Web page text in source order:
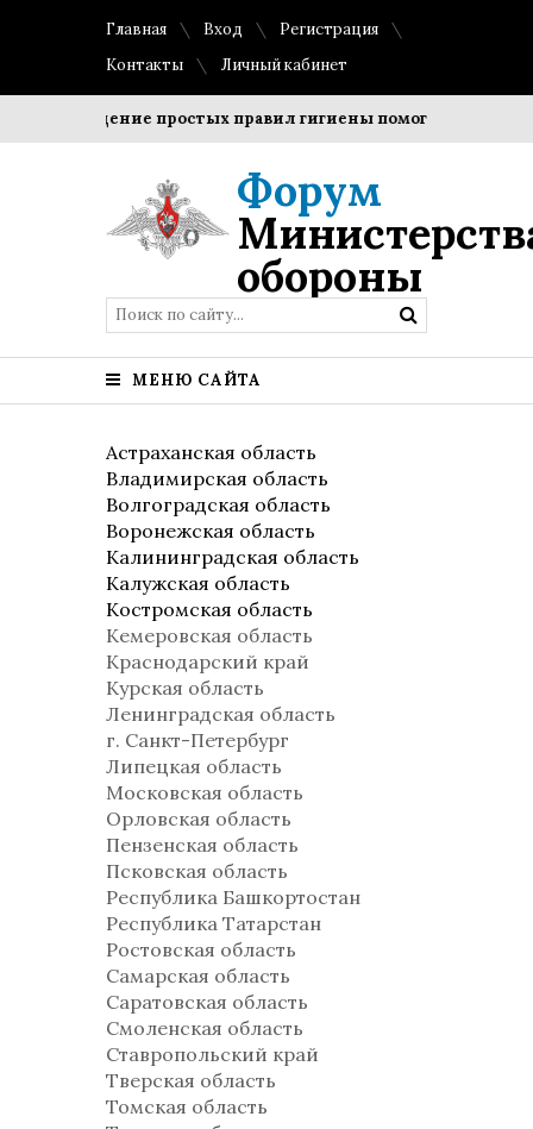
Главная Вход
Регистрация
Контакты
Личный кабинет
Соблюдение простых правил гигиены помогает
Форум
обороны
МЕНЮ САЙТА
Астраханская область
Владимирская область
Волгоградская область
Воронежская область
Калининградская область
Калужская область
Костромская область
Кемеровская область
Краснодарский край
Курская область
Ленинградская область
г. Санкт-Петербург
Липецкая область
Московская область
Орловская область
Пензенская область
Псковская область
Республика Башкортостан
Республика Татарстан
Ростовская область
Самарская область
Саратовская область
Смоленская область
Ставропольский край
Тверская область
Томская область